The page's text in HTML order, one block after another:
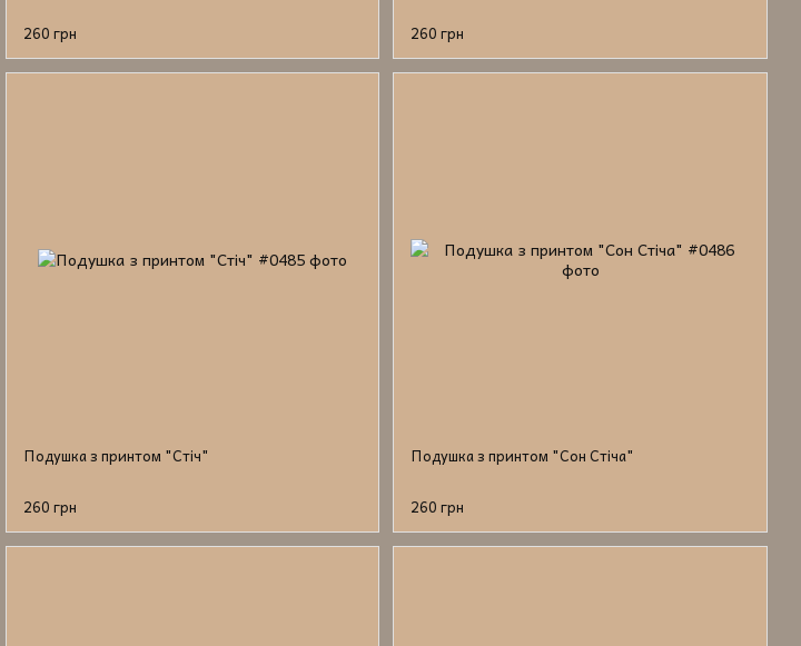
260 грн 260 грн
Подушка з принтом "Стіч"
260 грн
Подушка з принтом "Сон Стіча"
260 грн